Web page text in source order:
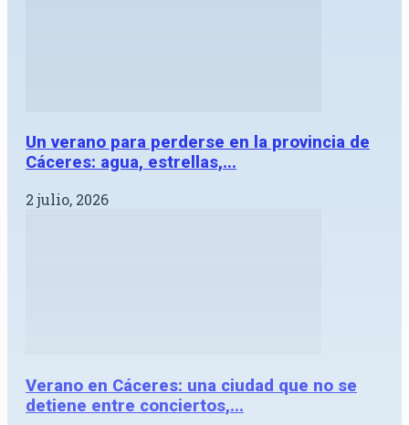
Un verano para perderse en la provincia de
Cáceres: agua, estrellas,...
2 julio, 2026
Verano en Cáceres: una ciudad que no se
detiene entre conciertos,...